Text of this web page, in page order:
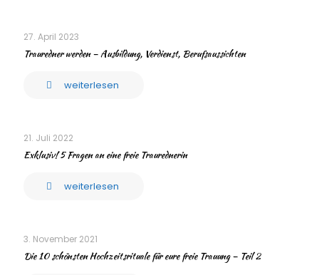
27. April 2023
Trauredner werden – Ausbildung, Verdienst, Berufsaussichten
weiterlesen
21. Juli 2022
Exklusiv! 5 Fragen an eine freie Traurednerin
weiterlesen
3. November 2021
Die 10 schönsten Hochzeitsrituale für eure freie Trauung – Teil 2